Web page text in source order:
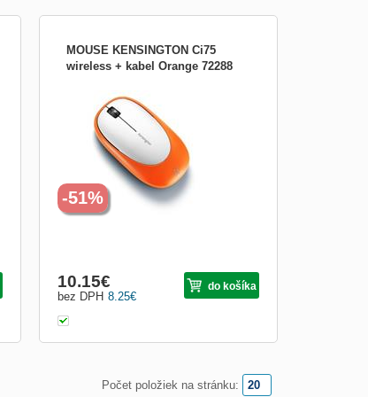
MOUSE KENSINGTON Ci75
wireless + kabel Orange 72288
Úzka štýlová myš Ci75 má veľmi
atraktívny vzhľad. Vďaka malému profilu
šetrí miesto na stole a ľahko sa preváža.
Je naviac vybavená univerzálnym
záložným napájaním pre použitie v
oblastiach s obmedzenou bezdrôtovou
prevádzkou a automatickým kludovým
8.25€
bez DPH
10.15€ do košíka
-51%
Počet položiek na stránku: